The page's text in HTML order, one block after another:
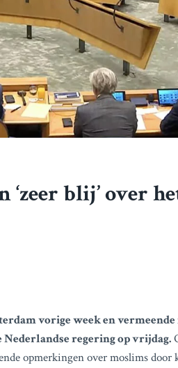
‘zeer blij’ over
vorige week en
regering op vrijdag.
opmerkingen over moslims door